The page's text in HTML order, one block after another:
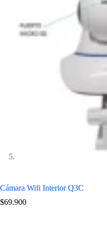
Cámara Wifi Interior Q3C
$69.900